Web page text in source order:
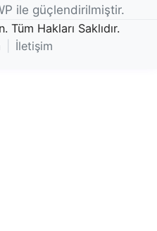
ile güçlendirilmiştir.
Hakları Saklıdır.
İletişim